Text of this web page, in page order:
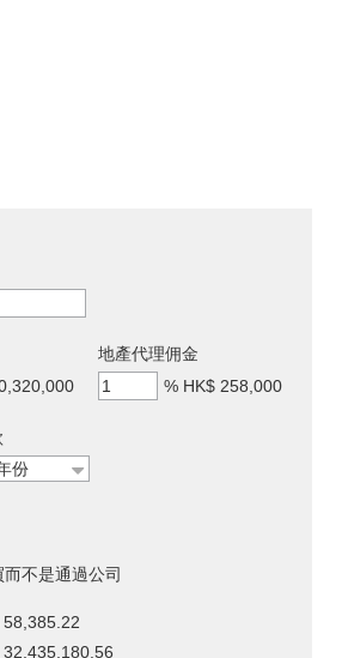
地產代理佣金
% HK$ 258,000
不是通過公司
58,385.22
32,435,180.56